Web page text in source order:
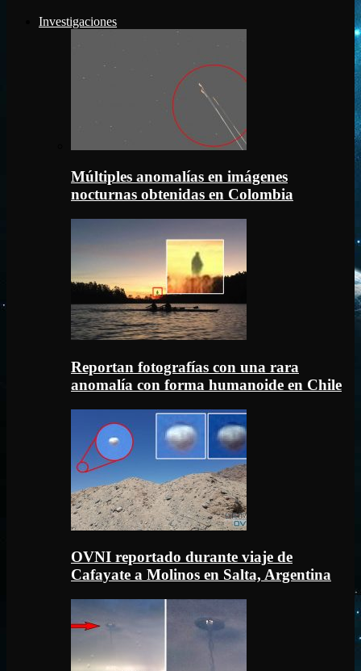
Investigaciones
Múltiples anomalías en imágenes
nocturnas obtenidas en Colombia
Reportan fotografías con una rara
anomalía con forma humanoide en Chile
OVNI reportado durante viaje de
Cafayate a Molinos en Salta, Argentina